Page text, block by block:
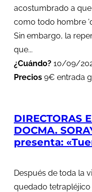
acostumbrado a
como todo hombre
Sin embargo, la
que...
¿Cuándo? 10/09/
Precios 9€ entrada
DIRECTORAS
DOCMA.
presenta:
Después de toda la
quedado